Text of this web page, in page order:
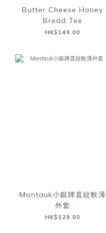
Butter Cheese Honey
Bread Tee
HK$149.00
Montauk小銀牌直紋軟薄
外套
HK$129.00